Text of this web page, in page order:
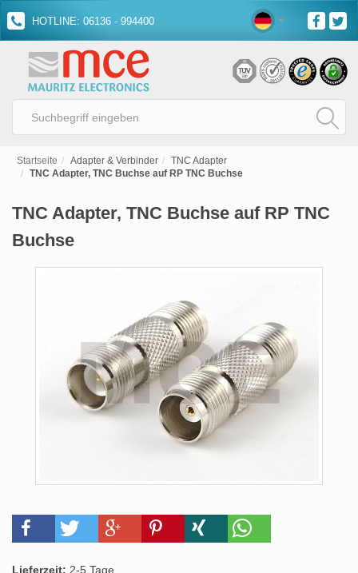
HOTLINE: 06136 - 994400
Startseite Adapter & Verbinder
TNC Adapter
TNC Adapter, TNC Buchse auf RP TNC Buchse
TNC Adapter, TNC Buchse auf RP TNC
Buchse
Lieferzeit: 2-5 Tage